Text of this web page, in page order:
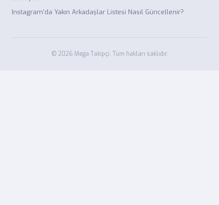
Instagram'da Yakın Arkadaşlar Listesi Nasıl Güncellenir?
© 2026 Mega Takipçi. Tüm hakları saklıdır.